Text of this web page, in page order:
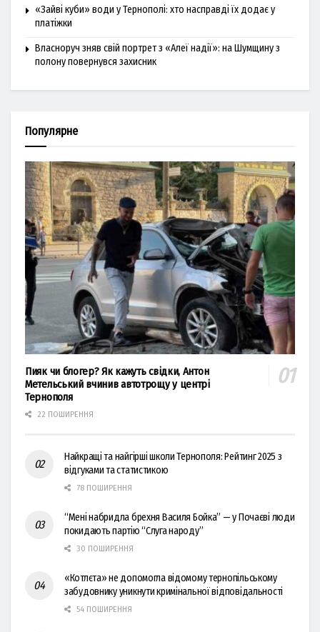
«Зайві куби» води у Тернополі: хто насправді їх додає у
платіжки
Власноруч зняв свій портрет з «Алеї надії»: на Шумщину з
полону повернувся захисник
Популярне
Пияк чи блогер? Як кажуть свідки, Антон
Метельський вчинив автотрощу у центрі
Тернополя
22 ПОШИРЕННЯ
Найкращі та найгірші школи Тернополя: Рейтинг 2025 з
відгуками та статистикою
78 ПОШИРЕННЯ
“Мені набридла брехня Василя Бойка” — у Почаєві люди
покидають партію “Слуга народу”
30 ПОШИРЕННЯ
«Котлєта» не допомогла відомому тернопільському
забудовнику уникнути кримінальної відповідальності
54 ПОШИРЕННЯ